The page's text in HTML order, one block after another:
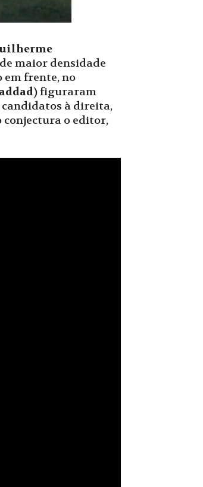
maior densidade
em frente, no
) figuraram
candidatos à direita,
conjectura o editor,